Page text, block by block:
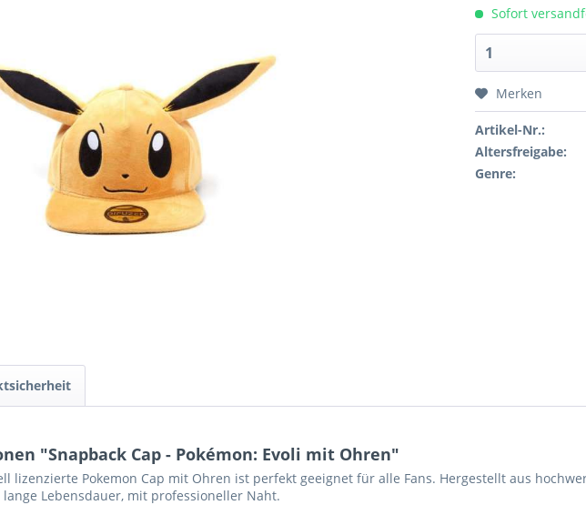
Sofort
Merken
Artikel-Nr.:
Altersfreigabe:
Genre:
"Snapback Cap - Pokémon: Evoli mit Ohren"
lizenzierte Pokemon Cap mit Ohren ist perfekt geeignet für alle Fans. Hergestellt aus
Lebensdauer, mit professioneller Naht.